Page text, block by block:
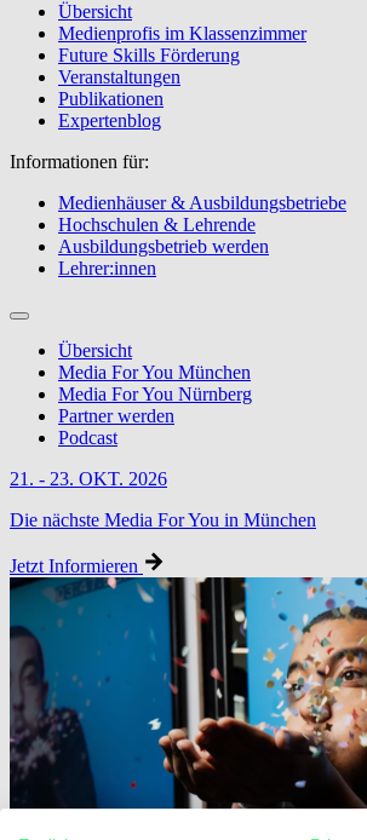
Übersicht
Medienprofis im Klassenzimmer
Future Skills Förderung
Veranstaltungen
Publikationen
Expertenblog
Informationen für:
Medienhäuser & Ausbildungsbetriebe
Hochschulen & Lehrende
Ausbildungsbetrieb werden
Lehrer:innen
Übersicht
Media For You München
Media For You Nürnberg
Partner werden
Podcast
21. - 23. OKT. 2026
Die nächste Media For You in München
Jetzt Informieren